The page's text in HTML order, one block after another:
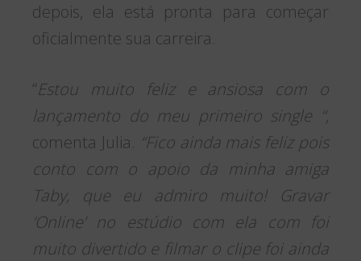
depois, ela está pronta para começar
oficialmente sua carreira.
“Estou muito feliz e ansiosa com o
lançamento do meu primeiro single “,
comenta Julia. “Fico ainda mais feliz pois
conto com o apoio da minha amiga
Taby, que eu admiro muito! Gravar
‘Online’ no estúdio com ela com foi
muito divertido e filmar o clipe foi ainda